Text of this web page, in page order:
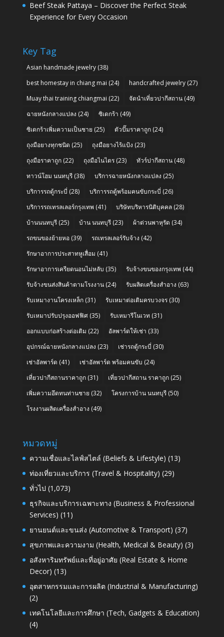
Beef Steak Pattaya – Discover the Perfect Steak
Experience for Every Occasion
Key Tag
Asian handmade jewelry(38)
best homestay in chiang mai (24) handcrafted jewelry(27)
Muay thai training chiangmai (22) จัดนำเที่ยวปากีสถาน(49)
ฉายหนังกลางแปลง (24) ซิเดกร้า (49)
ซิเดกร้าเพิ่มความเป็นชาย (25) ตัวปั๊มราคาถูก(24)
ถุงมือยางทุกชนิด (25) ถุงมือยางไร้แป้ง (23)
ถุงมือราคาถูก(22) ถุงมือไนไตร(23) ทัวร์ปากีสถาน(48)
ทาวน์โฮม นนทบุรี(38) บริการฉายหนังกลางแปลง (25)
บริการรถตู้กระบี่ (28) บริการรถตู้พร้อมคนขับกระบี่ (26)
บริการรถเทรลเลอร์กรุงเทพ (41) บริษัทบริหารนิติบุคคล(28)
บ้านนนทบุรี(25) บ้าน นนทบุรี(23) ผ้าต่วนพาหุรัด (34)
รถขนของย้ายหอ(39) รถเทรลเลอร์รับจ้าง (42)
รักษาอาการประสาทหูเสื่อม (41)
รักษาอาการเครียดนอนไม่หลับ (35) รับจ้างขนของกรุงเทพ (44)
รับจ้างขนส่งสินค้าตามโรงงาน(24) รับผลิตเครื่องสำอาง (63)
รับเหมางานโครงเหล็ก(31) รับเหมาต่อเติมครบวงจร(30)
รับเหมาปรับปรุงออฟฟิศ(35) รับเหมารีโนเวท (31)
ออกแบบก่อสร้างต่อเติม (22) อัลพาร์ดให้เช่า (33)
อุปกรณ์ฉายหนังกลางแปลง (23) เช่ารถตู้กระบี่ (30)
เช่าอัลพาร์ด (41) เช่าอัลพาร์ด พร้อมคนขับ (24)
เที่ยวปากีสถานราคาถูก(31) เที่ยวปากีสถาน ราคาถูก(25)
เพิ่มความอึดทนท่านชาย (32) โครงการบ้าน นนทบุรี(50)
โรงงานผลิตเครื่องสำอาง (49)
หมวดหมู่
ความเชื่อและไลฟ์สไตล์ (Beliefs & Lifestyle) (13)
ท่องเที่ยวและบริการ (Travel & Hospitality) (29)
ทั่วไป (1,073)
ธุรกิจและบริการเฉพาะทาง (Business & Professional
Services) (11)
ยานยนต์และขนส่ง (Automotive & Transport) (37)
สุขภาพและความงาม (Health, Medical & Beauty) (3)
อสังหาริมทรัพย์และที่อยู่อาศัย (Real Estate & Home
Decor) (13)
อุตสาหกรรมและการผลิต (Industrial & Manufacturing)
(2)
เทคโนโลยีและการศึกษา (Tech, Gadgets & Education)
(4)